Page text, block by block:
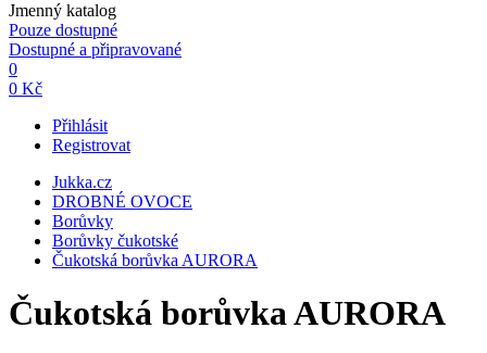
Jmenný katalog
Pouze dostupné
Dostupné a připravované
0
0 Kč
Přihlásit
Registrovat
Jukka.cz
DROBNÉ OVOCE
Borůvky
Borůvky čukotské
Čukotská borůvka AURORA
Čukotská borůvka AURORA